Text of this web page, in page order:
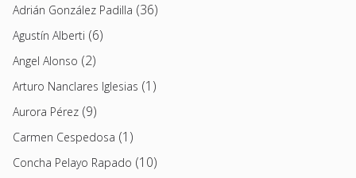
Adrián González Padilla (36)
Agustín Alberti (6)
Angel Alonso (2)
Arturo Nanclares Iglesias (1)
Aurora Pérez (9)
Carmen Cespedosa (1)
Concha Pelayo Rapado (10)